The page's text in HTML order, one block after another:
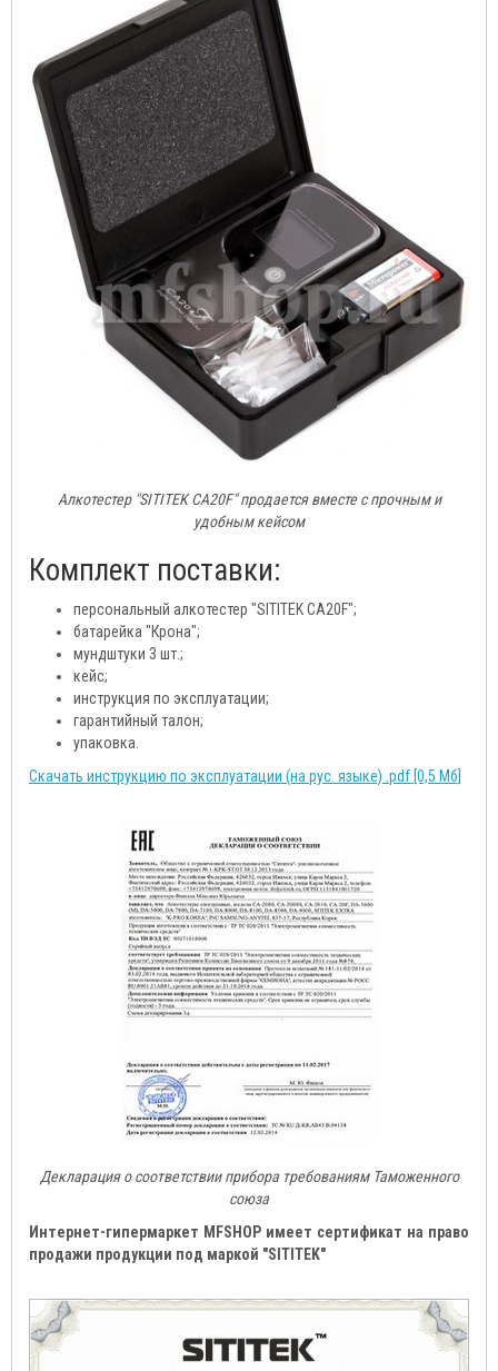
Алкотестер "SITITEK CA20F" продается вместе с прочным и
удобным кейсом
Комплект поставки:
персональный алкотестер "SITITEK CA20F";
батарейка "Крона";
мундштуки 3 шт.;
кейс;
инструкция по эксплуатации;
гарантийный талон;
упаковка.
Скачать инструкцию по эксплуатации (на рус. языке) .pdf [0,5 Мб]
Декларация о соответствии прибора требованиям Таможенного
союза
Интернет-гипермаркет MFSHOP имеет сертификат на право
продажи продукции под маркой "SITITEK"